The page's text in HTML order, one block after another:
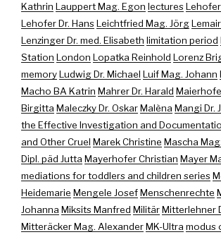
Kathrin Lauppert Mag. Egon lectures
Lehofer Dr. HansLeichtfried Mag. Jörg
Lenzinger Dr. med. Elisabeth limitation period
Station London Lopatka Reinhold Lorenz
memoryLudwig Dr. Michael Luif Mag. Johann
Macho BA Katrin Mahrer Dr. Harald
Birgitta Maleczky Dr. OskarMalèna Mangi Dr.
the Effective Investigation and
and Other Cruel Marek Christine Mascha
Dipl. päd Jutta Mayerhofer Christian Mayer
mediations for toddlers and children series
Heidemarie Mengele JosefMenschenrechte
Johanna Miksits Manfred MilitärMitterlehner
Mitteräcker Mag. AlexanderMK-Ultra modus